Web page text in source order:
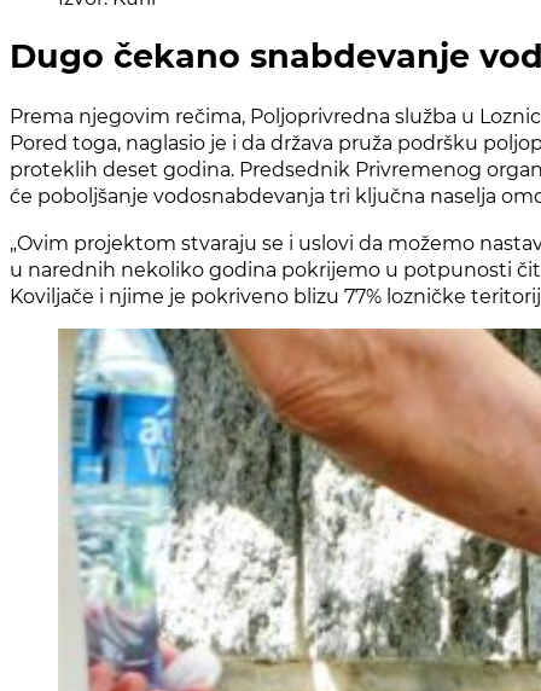
Dugo čekano snabdevanje
Prema njegovim rečima, Poljoprivredna služba u
Pored toga, naglasio je i da država pruža podršku
proteklih deset godina. Predsednik Privremenog
će poboljšanje vodosnabdevanja tri ključna naselja
„Ovim projektom stvaraju se i uslovi da možemo
u narednih nekoliko godina pokrijemo u potpunosti
Koviljače i njime je pokriveno blizu 77% lozničke